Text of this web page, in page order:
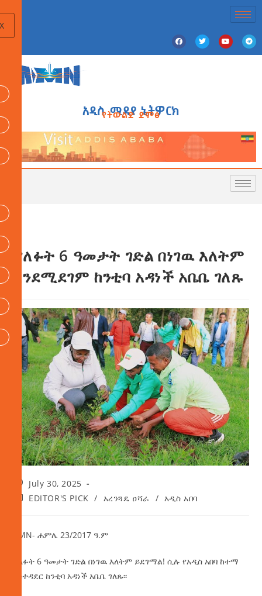
አዲስ ሚዲያ ኔትዎርክ
የትውልድ ድምፅ
ያለፉት 6 ዓመታት ገድል በነገዉ እለትም
እንደሚደገም ከንቲባ አዳነች አቤቤ ገለጹ
July 30, 2025
EDITOR'S PICK / አረንጓዴ ዐሻራ / አዲስ አበባ
AMN- ሐምሌ 23/2017 ዓ.ም
ያለፉት 6 ዓመታት ገድል በነገዉ እለትም ይደገማል! ሲሉ የአዲስ አበባ ከተማ
አስተዳደር ከንቲባ አዳነች አቤቤ ገለጹ፡፡